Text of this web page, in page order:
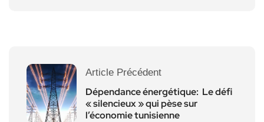
Article Précédent
Dépendance énergétique: Le défi
« silencieux » qui pèse sur
l’économie tunisienne